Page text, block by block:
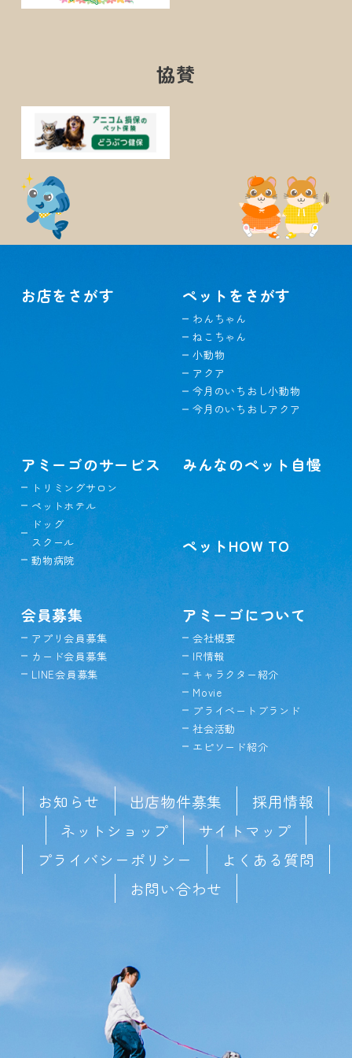
協賛
お店をさがす ペットをさがす
わんちゃん
ねこちゃん
小動物
アクア
今月のいちおし小動物
今月のいちおしアクア
アミーゴのサービス
トリミングサロン
ペットホテル
ドッグ
スクール
動物病院
みんなのペット自慢
ペットHOW TO
会員募集
アプリ会員募集
カード会員募集
LINE会員募集
アミーゴについて
会社概要
IR情報
キャラクター紹介
Movie
プライベートブランド
社会活動
エピソード紹介
お知らせ 出店物件募集
採用情報
ネットショップ
サイトマップ
プライバシーポリシー
よくある質問
お問い合わせ